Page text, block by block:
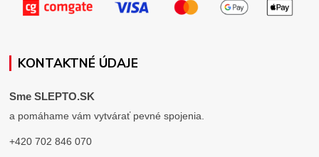
KONTAKTNÉ ÚDAJE
Sme SLEPTO.SK
a pomáhame vám vytvárať pevné spojenia.
+420 702 846 070